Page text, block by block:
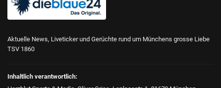
Aktuelle News, Liveticker und Gerüchte rund um Münchens grosse Liebe
TSV 1860
Inhaltlich verantwortlich: